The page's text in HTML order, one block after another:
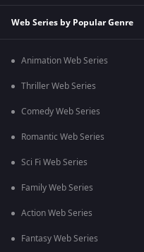
Web Series by Popular Genre
Animation Web Series
Thriller Web Series
Comedy Web Series
Romantic Web Series
Sci Fi Web Series
Family Web Series
Action Web Series
Fantasy Web Series